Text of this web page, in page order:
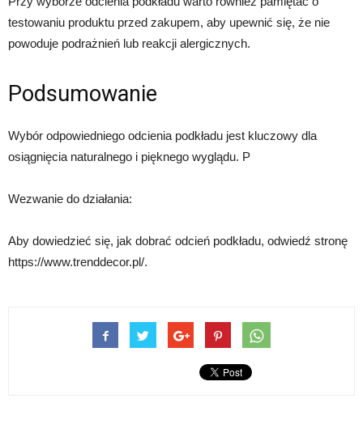
testowaniu produktu przed zakupem, aby upewnić się, że nie
powoduje podrażnień lub reakcji alergicznych.
Podsumowanie
Wybór odpowiedniego odcienia podkładu jest kluczowy dla
osiągnięcia naturalnego i pięknego wyglądu. P
Wezwanie do działania:
Aby dowiedzieć się, jak dobrać odcień podkładu, odwiedź stronę
https://www.trenddecor.pl/.